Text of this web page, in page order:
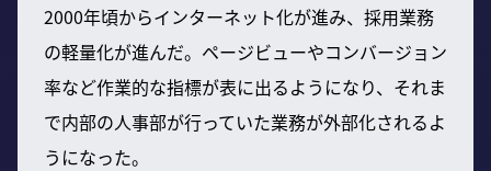
2000年頃からインターネット化が進み、採用業務
の軽量化が進んだ。ページビューやコンバージョン
率など作業的な指標が表に出るようになり、それま
で内部の人事部が行っていた業務が外部化されるよ
うになった。